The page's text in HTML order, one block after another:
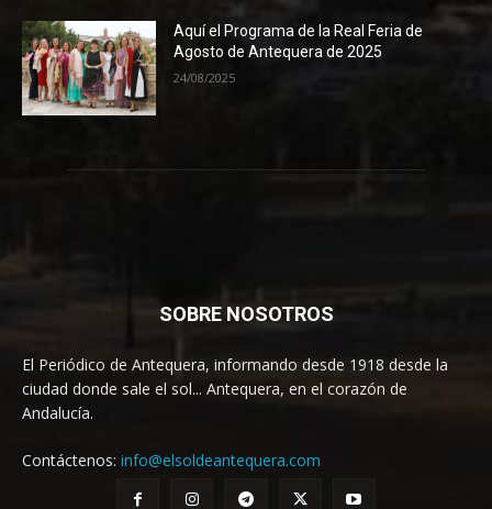
Aquí el Programa de la Real Feria de
Agosto de Antequera de 2025
24/08/2025
SOBRE NOSOTROS
El Periódico de Antequera, informando desde 1918 desde la
ciudad donde sale el sol... Antequera, en el corazón de
Andalucía.
Contáctenos: info@elsoldeantequera.com